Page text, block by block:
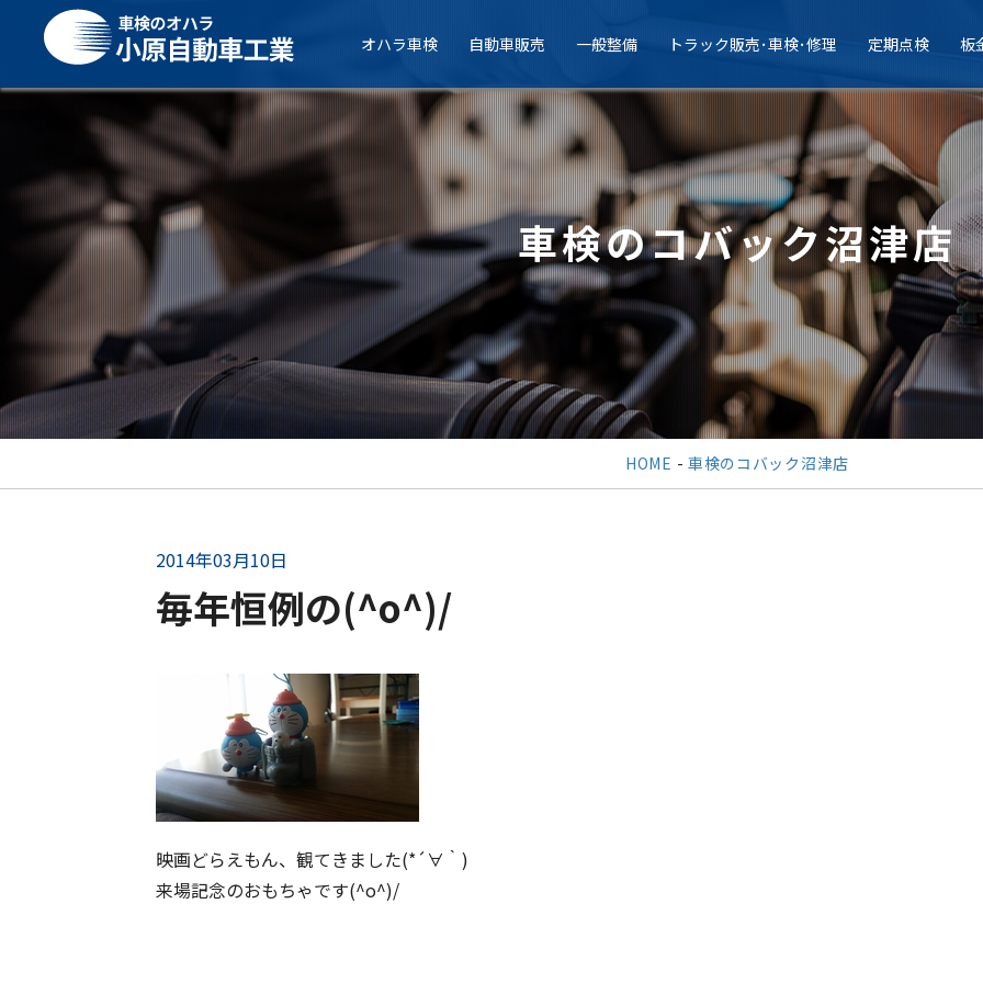
オハラ車検 自動車販売 一般整備 トラック販売･車検･修理 定期点検 板
車検のコバック沼津店
HOME - 車検のコバック沼津店
2014年03月10日
毎年恒例の(^o^)/
映画どらえもん、観てきました(*´∀｀)
来場記念のおもちゃです(^o^)/